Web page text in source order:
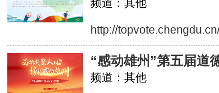
频道：其他
http://
“感动雄州”第五届道
频道：其他